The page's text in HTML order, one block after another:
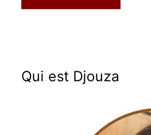
Qui est Djouza